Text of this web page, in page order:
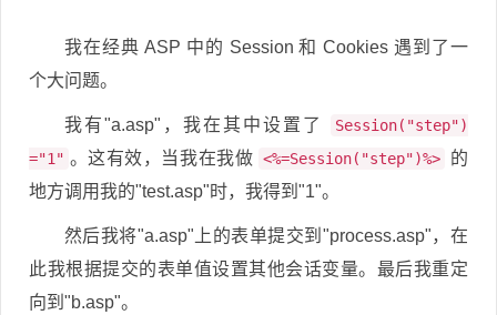
我在经典 ASP 中的 Session 和 Cookies 遇到了一
个大问题。
我有"a.asp"，我在其中设置了
Session("step")
="1" 。这有效，当我在我做 <%=Session("step")%>
的
地方调用我的"test.asp"时，我得到"1"。
然后我将"a.asp"上的表单提交到"process.asp"，在
此我根据提交的表单值设置其他会话变量。最后我重定
向到"b.asp"。